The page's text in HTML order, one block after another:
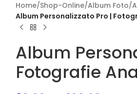
Home/Shop-Online/Album Foto/
Album Personalizzato Pro |
Album
Fotografie